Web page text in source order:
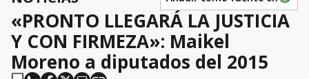
«PRONTO LLEGARÁ LA JUSTICIA
Y CON FIRMEZA»: Maikel
Moreno a diputados del 2015